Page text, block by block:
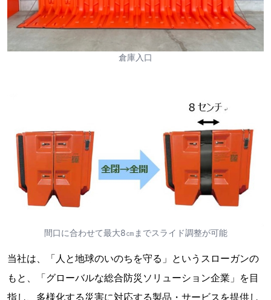
倉庫入口
間口に合わせて最大8㎝までスライド調整が可能
当社は、「人と地球のいのちを守る」というスローガンの
もと、「グローバルな総合防災ソリューション企業」を目
指し、多様化する災害に対応する製品・サービスを提供し